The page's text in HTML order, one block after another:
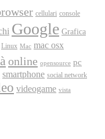
cellulari console
Google Grafica
Linux Mac mac osx
online opensource pc
smartphone social network
videogame vista